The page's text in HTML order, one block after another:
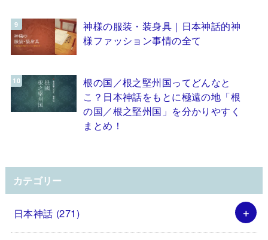
神様の服装・装身具｜日本神話的神
様ファッション事情の全て
根の国／根之堅州国ってどんなと
こ？日本神話をもとに極遠の地「根
の国／根之堅州国」を分かりやすく
まとめ！
カテゴリー
日本神話 (271)